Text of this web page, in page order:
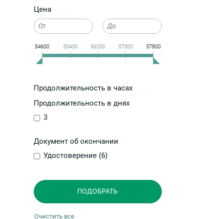
Цена
54600 55400 56200 57000 57800
Продолжительность в часах
Продолжительность в днях
3
Документ об окончании
Удостоверение (6)